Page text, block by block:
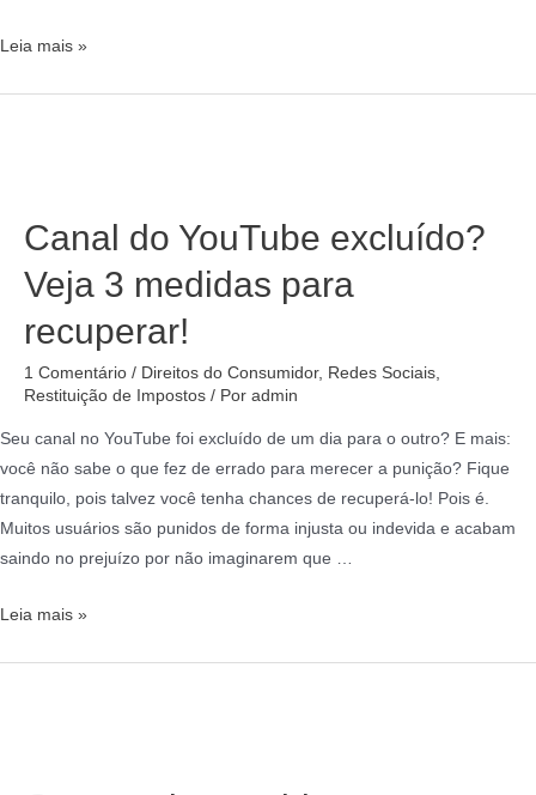
Leia mais »
Canal do YouTube excluído?
Veja 3 medidas para
recuperar!
1 Comentário / Direitos do Consumidor, Redes Sociais,
Restituição de Impostos / Por admin
Seu canal no YouTube foi excluído de um dia para o outro? E mais:
você não sabe o que fez de errado para merecer a punição? Fique
tranquilo, pois talvez você tenha chances de recuperá-lo! Pois é.
Muitos usuários são punidos de forma injusta ou indevida e acabam
saindo no prejuízo por não imaginarem que …
Leia mais »